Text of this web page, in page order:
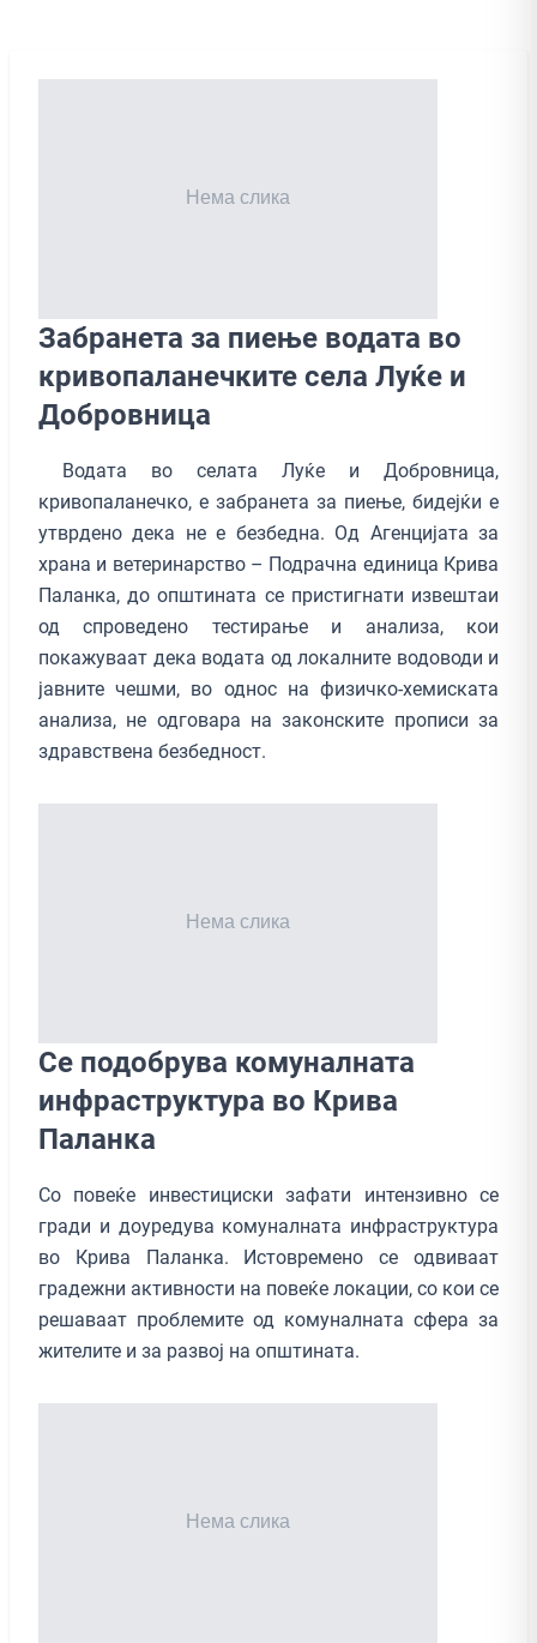
Забранета за пиење водата во
кривопаланечките села Луќе и
Добровница
Водата во селата Луќе и Добровница,
кривопаланечко, е забранета за пиење, бидејќи е
утврдено дека не е безбедна. Од Агенцијата за
храна и ветеринарство – Подрачна единица Крива
Паланка, до општината се пристигнати извештаи
од спроведено тестирање и анализа, кои
покажуваат дека водата од локалните водоводи и
јавните чешми, во однос на физичко-хемиската
анализа, не одговара на законските прописи за
здравствена безбедност.
Се подобрува комуналната
инфраструктура во Крива
Паланка
Со повеќе инвестициски зафати интензивно се
гради и доуредува комуналната инфраструктура
во Крива Паланка. Истовремено се одвиваат
градежни активности на повеќе локации, со кои се
решаваат проблемите од комуналната сфера за
жителите и за развој на општината.